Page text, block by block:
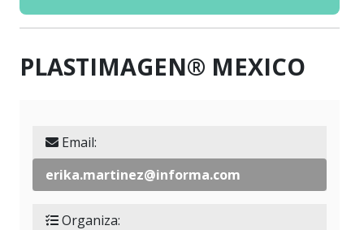
PLASTIMAGEN® MEXICO
Email:
erika.martinez@informa.com
Organiza: